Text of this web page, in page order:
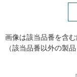
画像は該当品番を含む
（該当品番以外の製